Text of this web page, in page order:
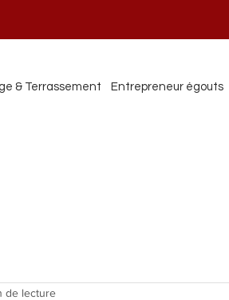
& Terrassement Entrepreneur égouts
de lecture